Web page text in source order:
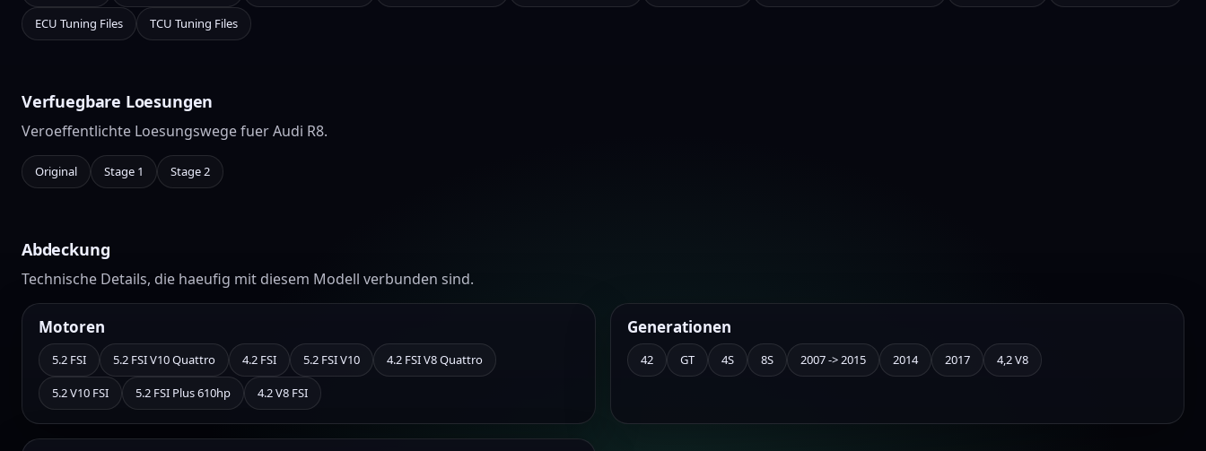
ECU Tuning Files TCU Tuning Files
Verfuegbare Loesungen
Veroeffentlichte Loesungswege fuer Audi R8.
Original Stage 1 Stage 2
Abdeckung
Technische Details, die haeufig mit diesem Modell verbunden sind.
Motoren
5.2 FSI 5.2 FSI V10 Quattro 4.2 FSI 5.2 FSI V10 4.2 FSI V8 Quattro
5.2 V10 FSI 5.2 FSI Plus 610hp 4.2 V8 FSI
Generationen
42 GT 4S 8S 2007 -> 2015 2014 2017 4,2 V8